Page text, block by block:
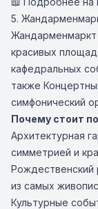
5.
Жандарменмаркт
красивых
кафедральных
также
симфонический
Почему стоит
Архитектурная
симметрией и
Рождественский
из самых
Культурные